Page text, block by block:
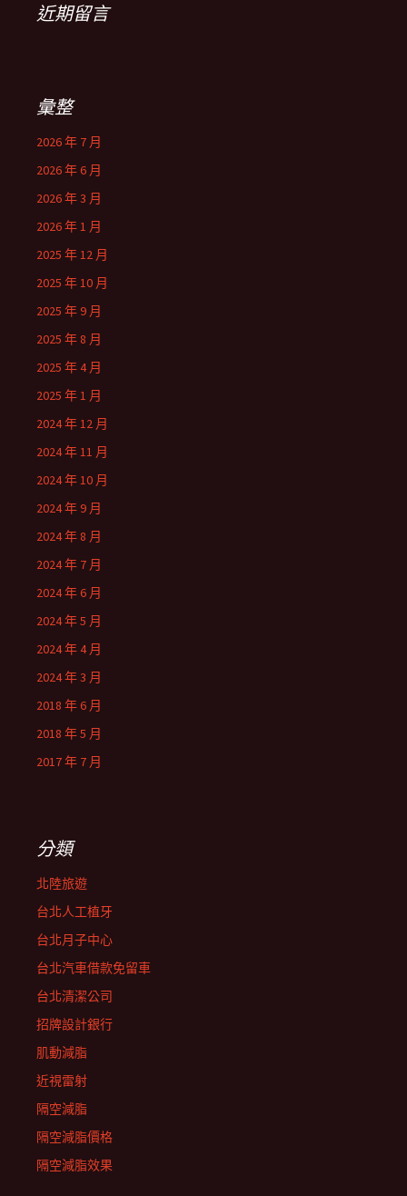
近期留言
彙整
2026 年 7 月
2026 年 6 月
2026 年 3 月
2026 年 1 月
2025 年 12 月
2025 年 10 月
2025 年 9 月
2025 年 8 月
2025 年 4 月
2025 年 1 月
2024 年 12 月
2024 年 11 月
2024 年 10 月
2024 年 9 月
2024 年 8 月
2024 年 7 月
2024 年 6 月
2024 年 5 月
2024 年 4 月
2024 年 3 月
2018 年 6 月
2018 年 5 月
2017 年 7 月
分類
北陸旅遊
台北人工植牙
台北月子中心
台北汽車借款免留車
台北清潔公司
招牌設計銀行
肌動減脂
近視雷射
隔空減脂
隔空減脂價格
隔空減脂效果